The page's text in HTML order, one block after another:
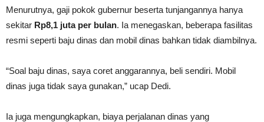
Menurutnya, gaji pokok gubernur beserta tunjangannya hanya
sekitar Rp8,1 juta per bulan. Ia menegaskan, beberapa fasilitas
resmi seperti baju dinas dan mobil dinas bahkan tidak diambilnya.
“Soal baju dinas, saya coret anggarannya, beli sendiri. Mobil
dinas juga tidak saya gunakan,” ucap Dedi.
Ia juga mengungkapkan, biaya perjalanan dinas yang